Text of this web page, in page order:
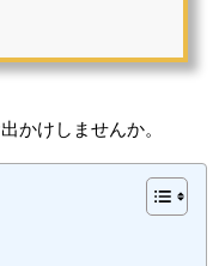
かけしませんか。